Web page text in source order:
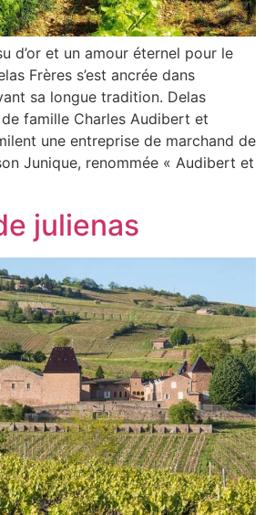
d’or et un amour éternel pour le
Frères s’est ancrée dans
sa longue tradition. Delas
famille Charles Audibert et
une entreprise de marchand de
Junique, renommée « Audibert et
julienas